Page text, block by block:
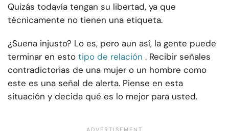
Quizás todavía tengan su libertad, ya que
técnicamente no tienen una etiqueta.
¿Suena injusto? Lo es, pero aun así, la gente puede
terminar en esto tipo de relación . Recibir señales
contradictorias de una mujer o un hombre como
este es una señal de alerta. Piense en esta
situación y decida qué es lo mejor para usted.